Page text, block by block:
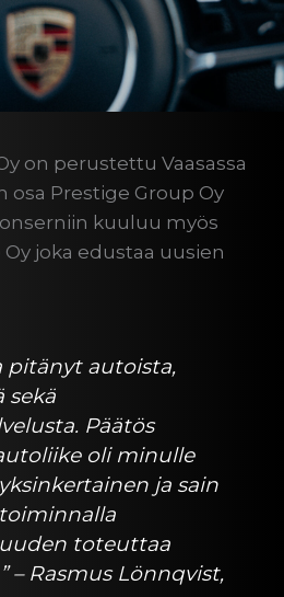
on perustettu Vaasassa
osa Prestige Group Oy
kuuluu myös
joka edustaa uusien
pitänyt autoista,
sekä
Päätös
oli minulle
ja sain
toteuttaa
”– Rasmus Lönnqvist,